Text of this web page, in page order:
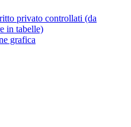
privato controllati (da
in tabelle)
grafica